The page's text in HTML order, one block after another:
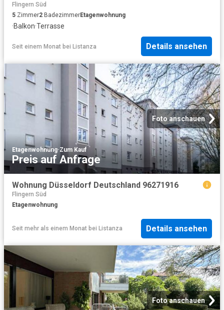
Flingern Süd
5 Zimmer2 BadezimmerEtagenwohnung
·Balkon·Terrasse
Seit einem Monat bei Listanza Details ansehen
Foto anschauen
Etagenwohnung·Zum Kauf
Preis auf Anfrage
Wohnung Düsseldorf Deutschland 96271916
Flingern Süd
Etagenwohnung
Seit mehr als einem Monat bei Listanza Details ansehen
Foto anschauen